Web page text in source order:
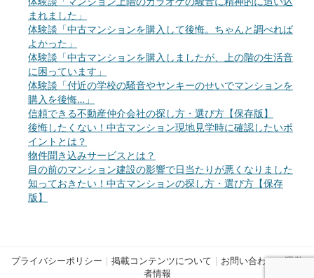
まれました」
体験談「中古マンションを購入して後悔。ちゃんと調べれば
よかった」
体験談「中古マンションを購入しましたが、上の階の生活音
に困っています」
体験談「付近の学校の騒音やヤンキーのせいでマンションを
購入を後悔…」
信頼できる不動産仲介会社の探し方・選び方【保存版】
後悔したくない！中古マンション現地見学時に確認したいポ
イントとは？
物件聞き込みサービスとは？
目の前のマンション建設の影響で日当たりが悪くなりました
知っておきたい！中古マンションの探し方・選び方【保存
版】
プライバシーポリシー | 掲載コンテンツについて | お問い合わせ|運営
者情報